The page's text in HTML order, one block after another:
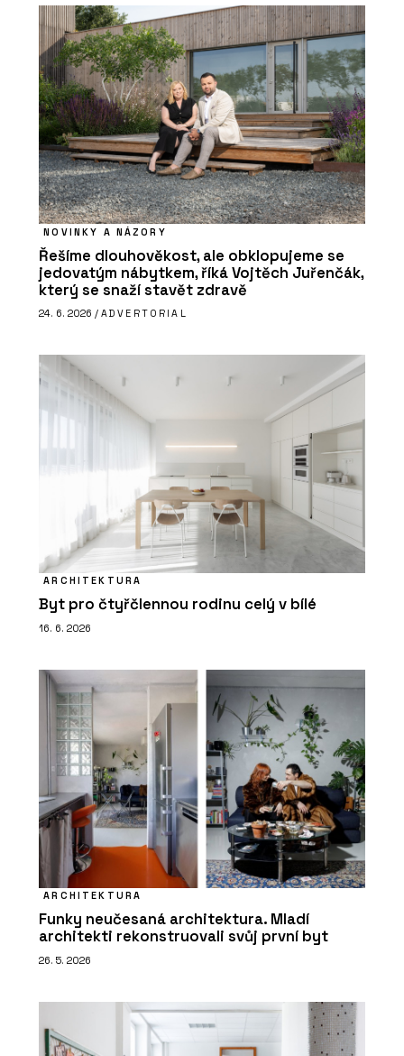
NOVINKY A NÁZORY
Řešíme dlouhověkost, ale obklopujeme se
jedovatým nábytkem, říká Vojtěch Juřenčák,
který se snaží stavět zdravě
24. 6. 2026 / ADVERTORIAL
ARCHITEKTURA
Byt pro čtyřčlennou rodinu celý v bílé
16. 6. 2026
ARCHITEKTURA
Funky neučesaná architektura. Mladí
architekti rekonstruovali svůj první byt
26. 5. 2026